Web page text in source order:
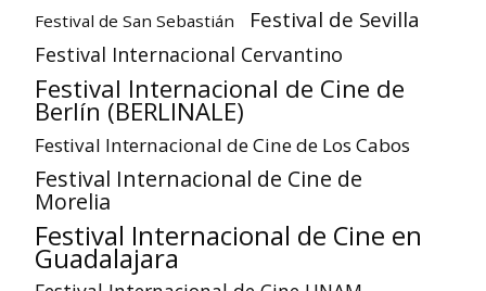
Festival de San Sebastián Festival de Sevilla
Festival Internacional Cervantino
Festival Internacional de Cine de
Berlín (BERLINALE)
Festival Internacional de Cine de Los Cabos
Festival Internacional de Cine de
Morelia
Festival Internacional de Cine en
Guadalajara